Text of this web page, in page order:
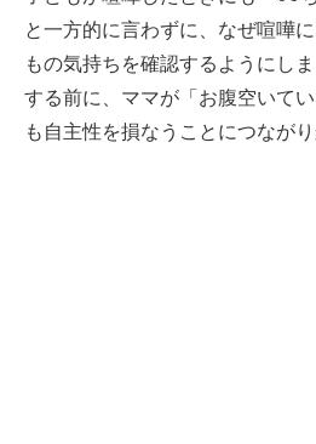
と一方的に言わずに、なぜ喧嘩
もの気持ちを確認するようにし
する前に、ママが「お腹空いて
も自主性を損なうことにつながり